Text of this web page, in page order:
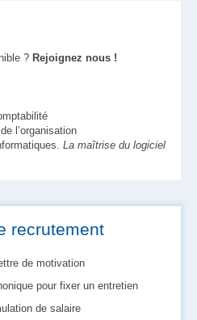
? Rejoignez nous !
l’organisation
La maîtrise du logiciel
recrutement
de motivation
pour fixer un entretien
de salaire